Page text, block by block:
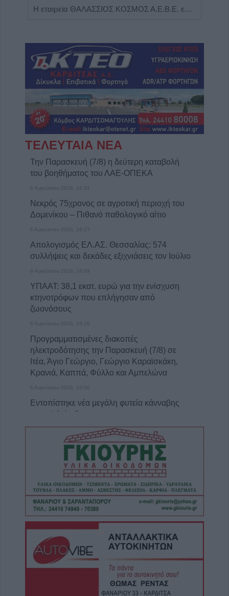
Η εταιρεία ΘΑΛΑΣΣΙΟΣ ΚΟΣΜΟΣ Α.Ε.Β.Ε. επιθυμεί να προσλάβει Αποθηκάριο
ΤΕΛΕΥΤΑΙΑ ΝΕΑ
Την Παρασκευή (7/8) η δεύτερη καταβολή
του βοηθήματος του ΛΑΕ-ΟΠΕΚΑ
6 Αυγούστου 2026, 16:31
Νεκρός 75χρονος σε αγροτική περιοχή του
Δομενίκου – Πιθανό παθολογικό αίτιο
6 Αυγούστου 2026, 16:27
Απολογισμός ΕΛ.ΑΣ. Θεσσαλίας: 574
συλλήψεις και δεκάδες εξιχνιάσεις τον Ιούλιο
6 Αυγούστου 2026, 16:09
ΥΠΑΑΤ: 38,1 εκατ. ευρώ για την ενίσχυση
κτηνοτρόφων που επλήγησαν από
ζωονόσους
6 Αυγούστου 2026, 15:26
Προγραμματισμένες διακοπές
ηλεκτροδότησης την Παρασκευή (7/8) σε
Ιτέα, Άγιο Γεώργιο, Γεώργιο Καραϊσκάκη,
Κρανιά, Καππά, Φύλλο και Αμπελώνα
6 Αυγούστου 2026, 15:00
Εντοπίστηκε νέα μεγάλη φυτεία κάνναβης
στην Φθιώτιδα
6 Αυγούστου 2026, 14:36
1 νεκρός και 22 τραυματίες σε 20 τροχαία
ατυχήματα τον Ιούλιο στη Θεσσαλία
6 Αυγούστου 2026, 14:32
ΥΠΑΑΤ: Άνοιξε η πλατφόρμα για ενισχύσεις
de minimis ύψους 24,6 εκατ. ευρώ σε
παραγωγούς
6 Αυγούστου 2026, 14:26
Την Παρασκευή (7/8) η δεύτερη πληρωμή σε
τρίτεκνες και πολύτεκνες μητέρες ή
τρίτεκνους και πολύτεκνους μονογονείς
πατέρες του Λογαριασμού Αγροτικής Εστίας